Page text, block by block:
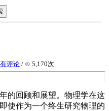
评论 / 5,170次
的回顾和展望。物理学在这
使作为一个终生研究物理的